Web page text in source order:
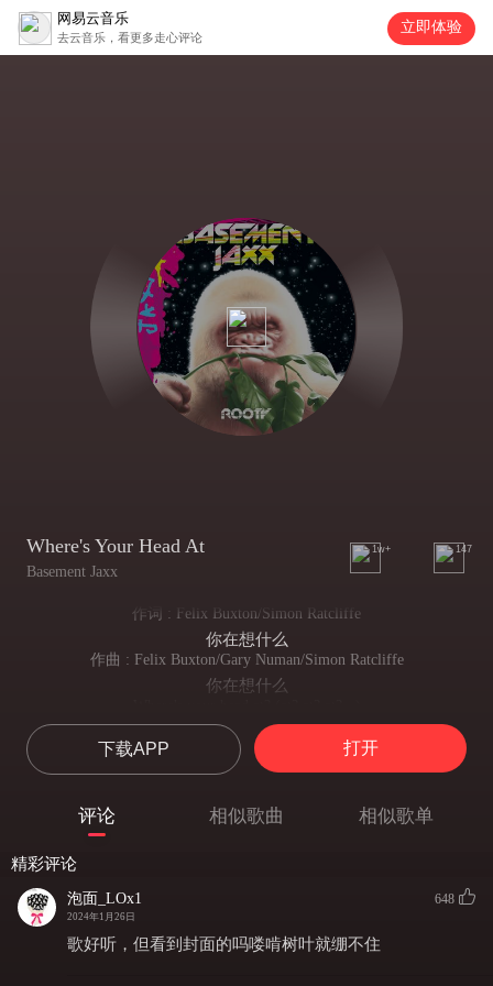
网易云音乐
去云音乐，看更多走心评论
立即体验
Where's Your Head At
Basement Jaxx
1w+ 147
作词 : Felix Buxton/Simon Ratcliffe
你在想什么
作曲 : Felix Buxton/Gary Numan/Simon Ratcliffe
你在想什么
你在想什么
你在思考些什么
你的脑子里在想什么
Yeaaah!!!
下载APP 打开
评论 相似歌曲 相似歌单
精彩评论
泡面_LOx1
2024年1月26日
648
歌好听，但看到封面的吗喽啃树叶就绷不住